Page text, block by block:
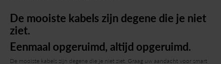
De mooiste kabels zijn degene die je niet
ziet.
Eenmaal opgeruimd, altijd opgeruimd.
De mooiste kabels zijn degene die je niet ziet. Graag uw aandacht voor smart